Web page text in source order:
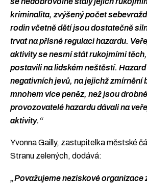
kriminalita, zvýšený počet
rodin včetně dětí jsou dostatečně
trvat na přísné regulaci hazardu.
aktivity se nesmí stát rukojmími
postavili na lidském neštěstí.
negativních jevů, na jejichž zmírnění
mnohem více peněz, než jsou
provozovatelé hazardu dávali na
aktivity.“
Yvonna Gailly, zastupitelka městské
Stranu zelených, dodává:
„Považujeme neziskové organizace